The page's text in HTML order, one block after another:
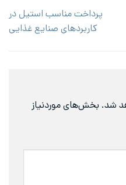
پرداخت مناسب استیل در
کاربردهای صنایع غذایی
شد. بخش‌های موردنیاز